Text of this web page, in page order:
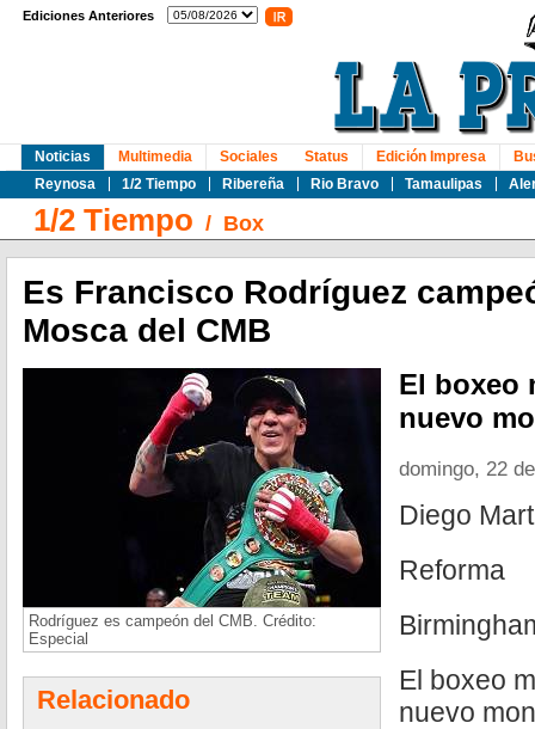
Ediciones Anteriores
Noticias
Reynosa
1/2 Tiempo Ribereña Rio Bravo Tamaulipas
Multimedia Sociales Status Edición Impresa
1/2 Tiempo / Box
Es Francisco Rodríguez
Mosca del CMB
Rodríguez es campeón del CMB. Crédito:
Especial
Relacionado
El boxeo
nuevo
domingo, 22
Diego
Reforma
El boxeo
nuevo